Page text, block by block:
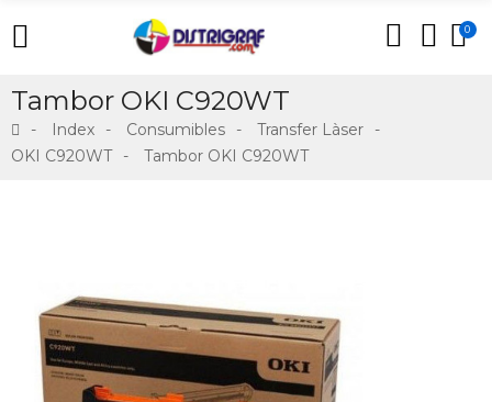
0
Tambor OKI C920WT
Index Consumibles
Transfer Làser
OKI C920WT
Tambor OKI C920WT